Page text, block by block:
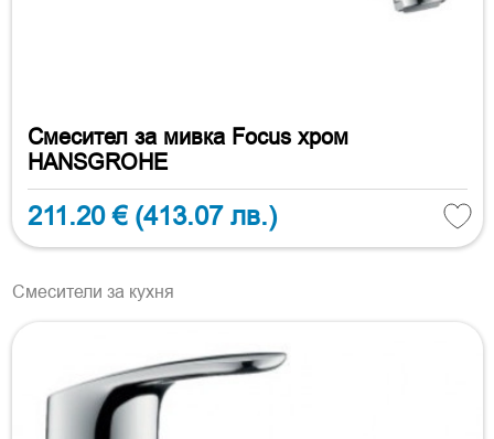
Смесител за мивка Focus хром
HANSGROHE
211.20 € (413.07 лв.)
Смесители за кухня